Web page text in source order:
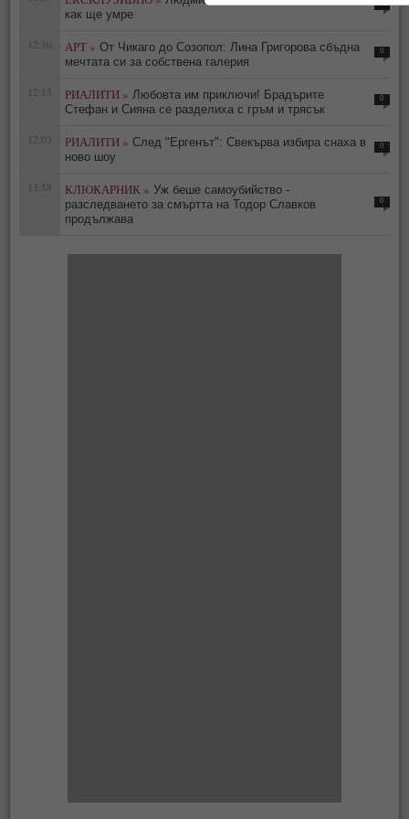
как ще умре
0
12:30 АРТ » От Чикаго до Созопол: Лина Григорова сбъдна
мечтата си за собствена галерия
0
12:13 РИАЛИТИ » Любовта им приключи! Брадърите
Стефан и Сияна се разделиха с гръм и трясък
0
12:03 РИАЛИТИ » След "Ергенът": Свекърва избира снаха в
ново шоу
0
13:18 КЛЮКАРНИК » Уж беше самоубийство -
разследването за смъртта на Тодор Славков
продължава
0